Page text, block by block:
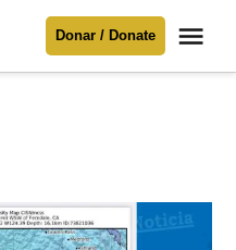
necesitamos
Donar / Donate